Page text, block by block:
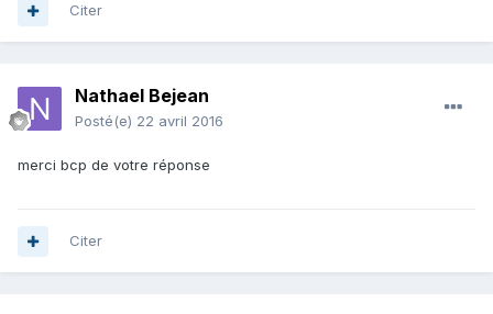
Citer
Nathael Bejean
Posté(e) 22 avril 2016
merci bcp de votre réponse
Citer